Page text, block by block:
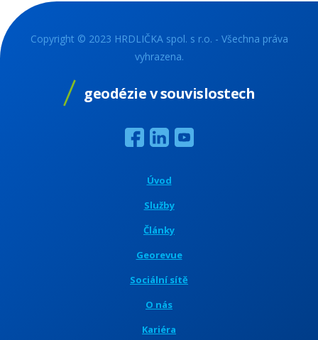
Copyright © 2023 HRDLIČKA spol. s r.o. - Všechna práva
vyhrazena.
geodézie v souvislostech
Úvod
Služby
Články
Georevue
Sociální sítě
O nás
Kariéra